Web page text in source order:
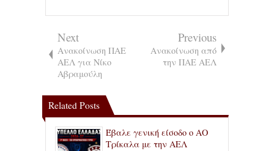
Next
Ανακοίνωση ΠΑΕ
ΑΕΛ για Νίκο
Αβραμούλη
Previous
Ανακοίνωση από
την ΠΑΕ ΑΕΛ
Related Posts
Έβαλε γενική είσοδο ο ΑΟ
Τρίκαλα με την ΑΕΛ